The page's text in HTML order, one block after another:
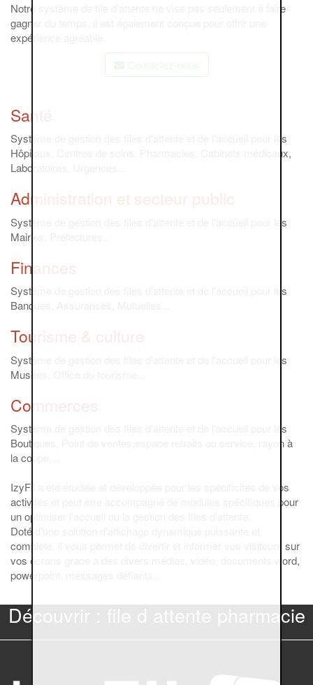
Notre système de file d’attente ne vise pas seulement à faire
gagner du temps, il est également conçue pour offrir une
expérience agréable.
Santé
Système de gestion des files d'attente et de l'accueil pour les
Hôpitaux, Centres de soins, Pharmacies, Cabinets médicaux,
Laboratoires, Urgences...
Administration et secteur public
Système de gestion des files d'attente et de l'accueil pour les
Mairies, Préfectures..
Finances
Système de gestion des files d'attente et de l'accueil pour les
Banques, Assurances, Mutuelles...
Tourisme & culture
Système de gestion des files d'attente et de l'accueil pour les
Musées, Office du tourisme...
Commerces
Système de gestion des files d'attente et de l'accueil pour les
Boutiques, Point de ventes,espace retraits ou service, rayon à
la coupe....
IzyFil a été étudiée et développée pour les spécificités de vos
activités et peut être accompagné de modules spécifiques pour
un optimiser l'accueil ou la gestion des files d'attente.
Doté d'une solution d'affichage dynamique puissante et
complète, il vous permet de divertir et informer vos visiteurs sur
vos écrans grace à des divers médias, vidéo, documents word,
powerpoint, messages défiants...
Découvrir : file d attente pharmacie